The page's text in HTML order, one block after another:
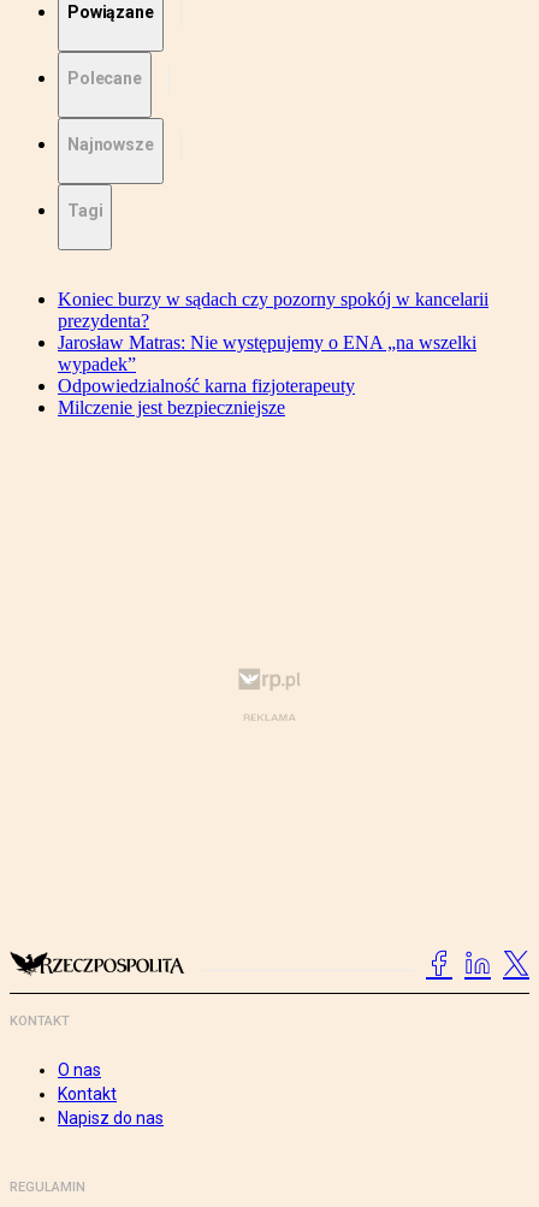
Powiązane
Polecane
Najnowsze
Tagi
Koniec burzy w sądach czy pozorny spokój w kancelarii
prezydenta?
Jarosław Matras: Nie występujemy o ENA „na wszelki
wypadek”
Odpowiedzialność karna fizjoterapeuty
Milczenie jest bezpieczniejsze
KONTAKT
O nas
Kontakt
Napisz do nas
REGULAMIN